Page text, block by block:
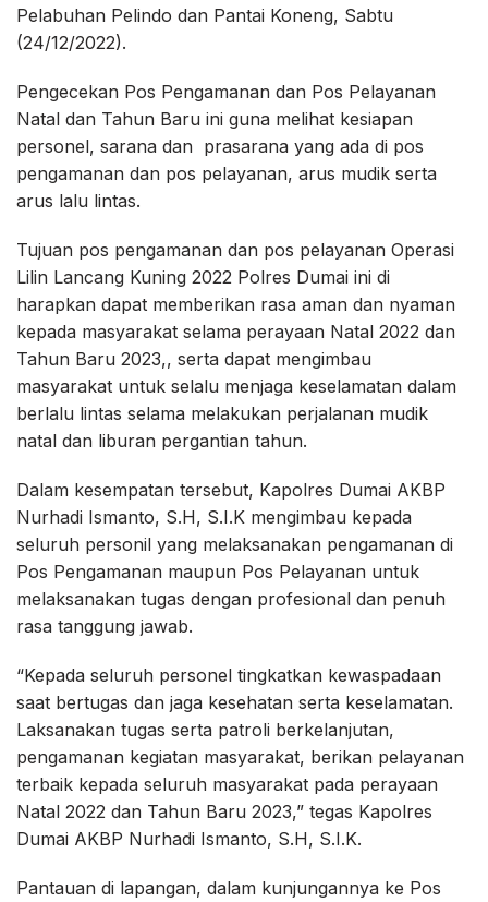
Pelabuhan Pelindo dan Pantai Koneng, Sabtu
(24/12/2022).
Pengecekan Pos Pengamanan dan Pos Pelayanan
Natal dan Tahun Baru ini guna melihat kesiapan
personel, sarana dan prasarana yang ada di pos
pengamanan dan pos pelayanan, arus mudik serta
arus lalu lintas.
Tujuan pos pengamanan dan pos pelayanan Operasi
Lilin Lancang Kuning 2022 Polres Dumai ini di
harapkan dapat memberikan rasa aman dan nyaman
kepada masyarakat selama perayaan Natal 2022 dan
Tahun Baru 2023,, serta dapat mengimbau
masyarakat untuk selalu menjaga keselamatan dalam
berlalu lintas selama melakukan perjalanan mudik
natal dan liburan pergantian tahun.
Dalam kesempatan tersebut, Kapolres Dumai AKBP
Nurhadi Ismanto, S.H, S.I.K mengimbau kepada
seluruh personil yang melaksanakan pengamanan di
Pos Pengamanan maupun Pos Pelayanan untuk
melaksanakan tugas dengan profesional dan penuh
rasa tanggung jawab.
“Kepada seluruh personel tingkatkan kewaspadaan
saat bertugas dan jaga kesehatan serta keselamatan.
Laksanakan tugas serta patroli berkelanjutan,
pengamanan kegiatan masyarakat, berikan pelayanan
terbaik kepada seluruh masyarakat pada perayaan
Natal 2022 dan Tahun Baru 2023,” tegas Kapolres
Dumai AKBP Nurhadi Ismanto, S.H, S.I.K.
Pantauan di lapangan, dalam kunjungannya ke Pos